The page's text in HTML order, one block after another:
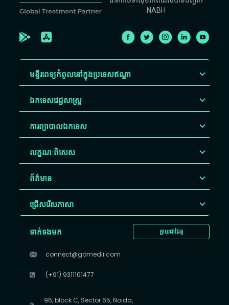
NABH
មន្ទីរពេទ្យកំពូលនៅក្នុងប្រទេសឥណ្ឌា
ឯកទេសវេជ្ជសាស្ត្រ
ការព្យាបាលឯកទេស
លក្ខណៈពិសេស
ព័ត៌មាន
ជ្រើសរើស​ភាសា
ក្លាយជាដៃគូ
ទាក់ទងមក
connect@gomedii.com
(+91) 9311101477
96, block C, Sector 65, Noida,